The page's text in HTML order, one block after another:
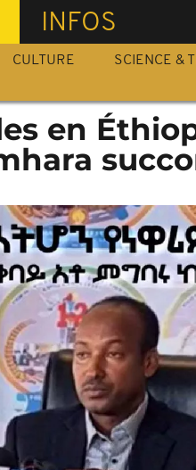
INFOS
CULTURE SCIENCE &
en